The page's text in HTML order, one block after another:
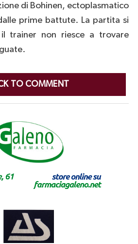
di Bohinen, ectoplasmatico
prime battute. La partita si
trainer non riesce a trovare
TO COMMENT